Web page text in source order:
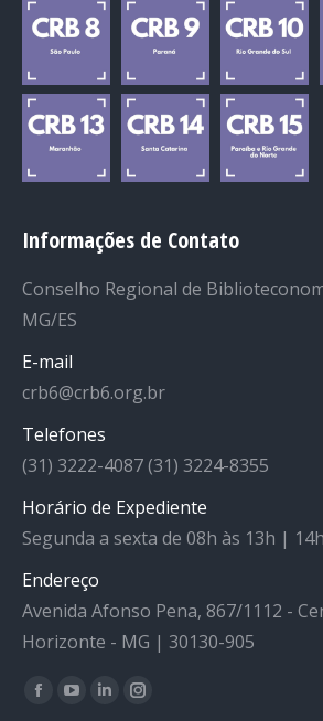
Informações de Contato
Conselho Regional de
MG/ES
E-mail
crb6@crb6.org.br
Telefones
(31) 3222-4087 (31) 3224-8355
Horário de Expediente
Segunda a sexta de 08h às 13h |
Endereço
Avenida Afonso Pena, 867/1112 -
Horizonte - MG | 30130-905
Facebook
YouTube
LinkedinInstagram